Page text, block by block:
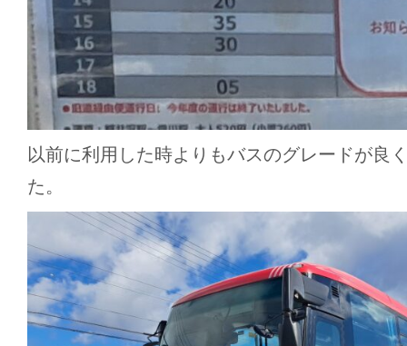
以前に利用した時よりもバスのグレードが良
た。